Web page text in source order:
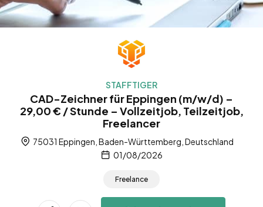
STAFFTIGER
CAD-Zeichner für Eppingen (m/w/d) –
29,00 € / Stunde – Vollzeitjob, Teilzeitjob,
Freelancer
75031 Eppingen, Baden-Württemberg, Deutschland
01/08/2026
Freelance